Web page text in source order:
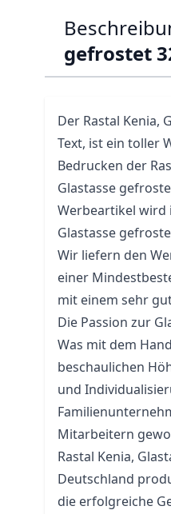
gefrostet
Der Rastal Kenia,
Text, ist ein toller
Bedrucken der
Glastasse
Werbeartikel wird
Glastasse
Wir liefern den
einer
mit einem sehr
Die Passion zur
Was mit dem
beschaulichen
und
Mitarbeitern
Rastal Kenia,
Deutschland
die erfolgreiche